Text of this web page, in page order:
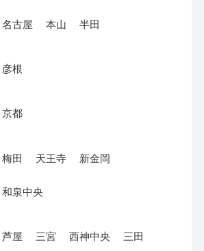
名古屋 本山 半田
彦根
京都
梅田 天王寺 新金岡
和泉中央
芦屋 三宮 西神中央 三田